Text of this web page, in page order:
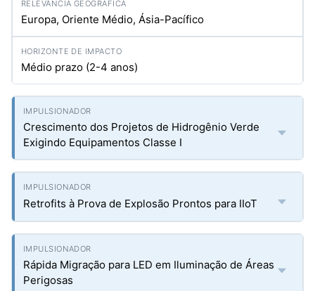
Europa, Oriente Médio, Ásia-Pacífico
Médio prazo (2-4 anos)
Crescimento dos Projetos de Hidrogênio Verde
Exigindo Equipamentos Classe I
Retrofits à Prova de Explosão Prontos para IIoT
Rápida Migração para LED em Iluminação de Áreas
Perigosas